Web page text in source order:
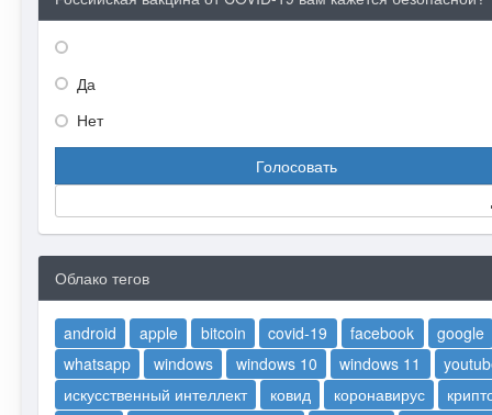
Да
Нет
Голосовать
Облако тегов
android apple bitcoin covid-19 facebook
google
whatsapp
windows windows 10 windows 11
искусственный интеллект
ковид коронавирус